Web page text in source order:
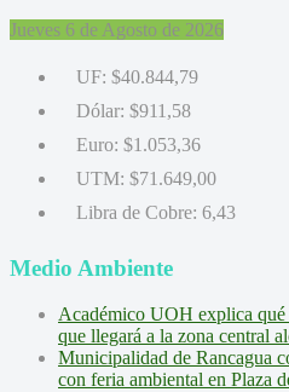
Jueves 6 de Agosto de 2026
UF: $40.844,79
Dólar: $911,58
Euro: $1.053,36
UTM: $71.649,00
Libra de Cobre: 6,43
Medio Ambiente
Académico UOH explica qué
que llegará a la zona central
Municipalidad de Rancagua
con feria ambiental en Plaza